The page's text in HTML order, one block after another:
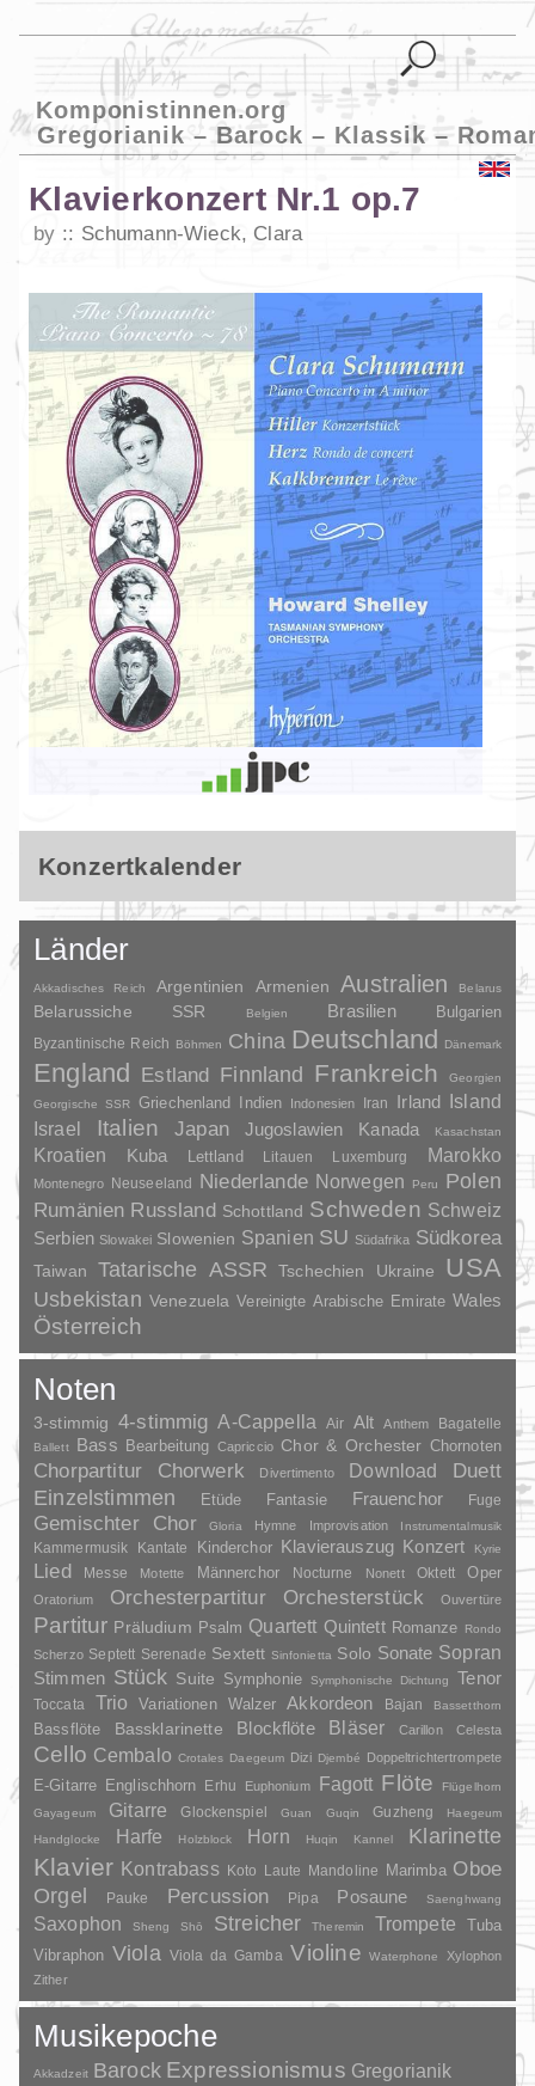
Komponistinnen.org
Gregorianik – Barock – Klassik –
Klavierkonzert Nr.1 op.7
by Schumann-Wieck, Clara
Konzertkalender
Länder
Akkadisches Reich Argentinien Armenien Australien Belarus
Belarussiche SSR Belgien Brasilien Bulgarien
Byzantinische Reich Böhmen China Deutschland Dänemark
England Estland Finnland Frankreich
Georgien
Georgische SSR
Griechenland Indien Indonesien Iran Irland
Island
Israel
Italien Japan Jugoslawien Kanada Kasachstan
Kroatien Kuba Lettland Litauen Luxemburg Marokko
Montenegro Neuseeland Niederlande Norwegen Peru
Polen
Rumänien Russland Schottland Schweden Schweiz
Serbien Slowakei Slowenien Spanien SU Südafrika Südkorea
Taiwan Tatarische ASSR Tschechien Ukraine USA
Usbekistan Venezuela Vereinigte Arabische Emirate Wales
Österreich
Noten
3-stimmig 4-stimmig A-Cappella Air Alt Anthem Bagatelle
Ballett Bass Bearbeitung Capriccio Chor & Orchester Chornoten
Chorpartitur Chorwerk Divertimento Download
Duett
Einzelstimmen
Etüde Fantasie Frauenchor Fuge
Gemischter Chor Gloria Hymne Improvisation Instrumentalmusik
Kammermusik Kantate Kinderchor Klavierauszug Konzert Kyrie
Lied Messe Motette Männerchor Nocturne Nonett Oktett Oper
Oratorium Orchesterpartitur Orchesterstück Ouvertüre
Partitur Präludium Psalm Quartett Quintett Romanze Rondo
Scherzo Septett Serenade Sextett Sinfonietta Solo Sonate Sopran
Stimmen Stück Suite Symphonie Symphonische Dichtung Tenor
Toccata Trio Variationen Walzer Akkordeon Bajan Bassetthorn
Bassflöte Bassklarinette Blockflöte Bläser Carillon Celesta
Cello Cembalo Crotales Daegeum Dizi Djembé Doppeltrichtertrompete
E-Gitarre Englischhorn Erhu Euphonium Fagott Flöte
Flügelhorn
Gayageum
Gitarre Glockenspiel Guan Guqin Guzheng
Haegeum
Handglocke
Harfe Holzblock Horn Huqin Kannel Klarinette
Klavier Kontrabass Koto Laute Mandoline Marimba Oboe
Orgel Pauke Percussion Pipa Posaune Saenghwang
Saxophon Sheng Shō Streicher Theremin Trompete
Tuba
Vibraphon Viola Viola da Gamba Violine Waterphone
Xylophon
Zither
Musikepoche
Akkadzeit Barock Expressionismus Gregorianik